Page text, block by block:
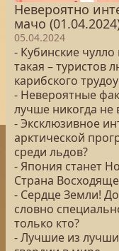
Невероятно
мачо
05.04.2024
- Кубинские
такая – туристов
карибского
- Невероятные
лучше никогда не
- Эксклюзивное
арктической
среди льдов?
- Япония станет
Страна
- Сердце Земли!
словно
только кто?
- Лучшие из